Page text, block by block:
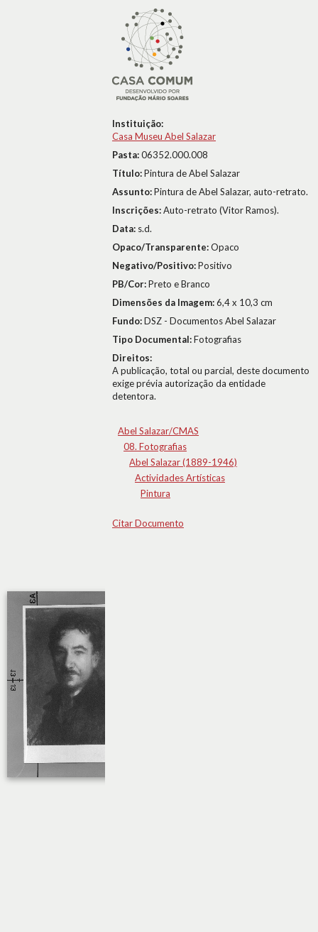
Instituição:
Casa Museu Abel Salazar
Pasta:06352.000.008
Título:Pintura de Abel Salazar
Assunto:Pintura de Abel Salazar, auto-retrato.
Inscrições:Auto-retrato (Vitor Ramos).
Data: s.d.
Opaco/Transparente:Opaco
Negativo/Positivo:Positivo
PB/Cor:Preto e Branco
Dimensões da Imagem:6,4 x 10,3 cm
Fundo:DSZ - Documentos Abel Salazar
Tipo Documental:Fotografias
Direitos:
A publicação, total ou parcial, deste documento
exige prévia autorização da entidade
detentora.
Abel Salazar/CMAS
08. Fotografias
Abel Salazar (1889-1946)
Actividades Artísticas
Pintura
Citar Documento